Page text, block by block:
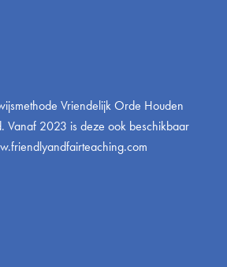
Vriendelijk Orde Houden
Vanaf 2023 is deze ook beschikbaar